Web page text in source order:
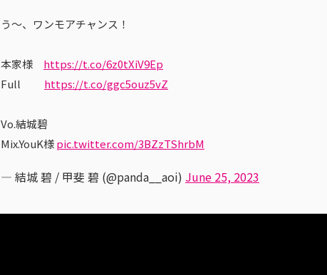
う〜、ワンモアチャンス！
本家様 https://t.co/6z0tXiV9Ep
Full https://t.co/ggc5ouz5vZ
Vo.結城碧
Mix.YouK様pic.twitter.com/3BZzTShrbM
— 結城 碧 / 甲斐 碧 (@panda__aoi) June 25, 2023